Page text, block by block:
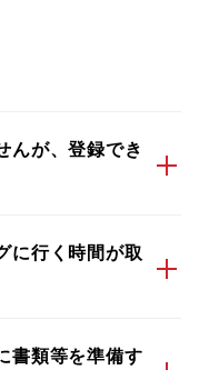
んが、登録でき
に行く時間が取
書類等を準備す